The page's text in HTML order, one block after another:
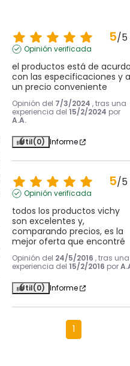
5/5
Opinión verificada
el productos está de
con las especificaciones y a
un precio conveniente
Opinión del 7/3/2024 , tras una
experiencia del 15/2/2024 por
A.A.
Útil(0) Informe
5/5
Opinión verificada
todos los productos vichy
son excelentes y,
comparando precios, es la
mejor oferta que encontré
Opinión del 24/5/2016 , tras una
experiencia del 15/2/2016 por
Útil(0) Informe
1